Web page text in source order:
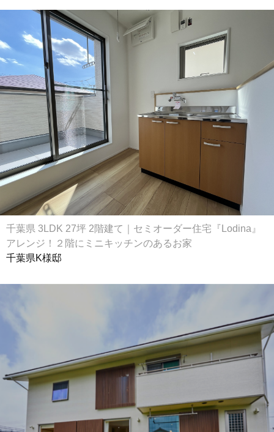
千葉県 3LDK 27坪 2階建て｜セミオーダー住宅『Lodina』
アレンジ！２階にミニキッチンのあるお家
千葉県K様邸